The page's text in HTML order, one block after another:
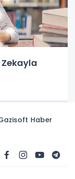
Zekayla
Haber